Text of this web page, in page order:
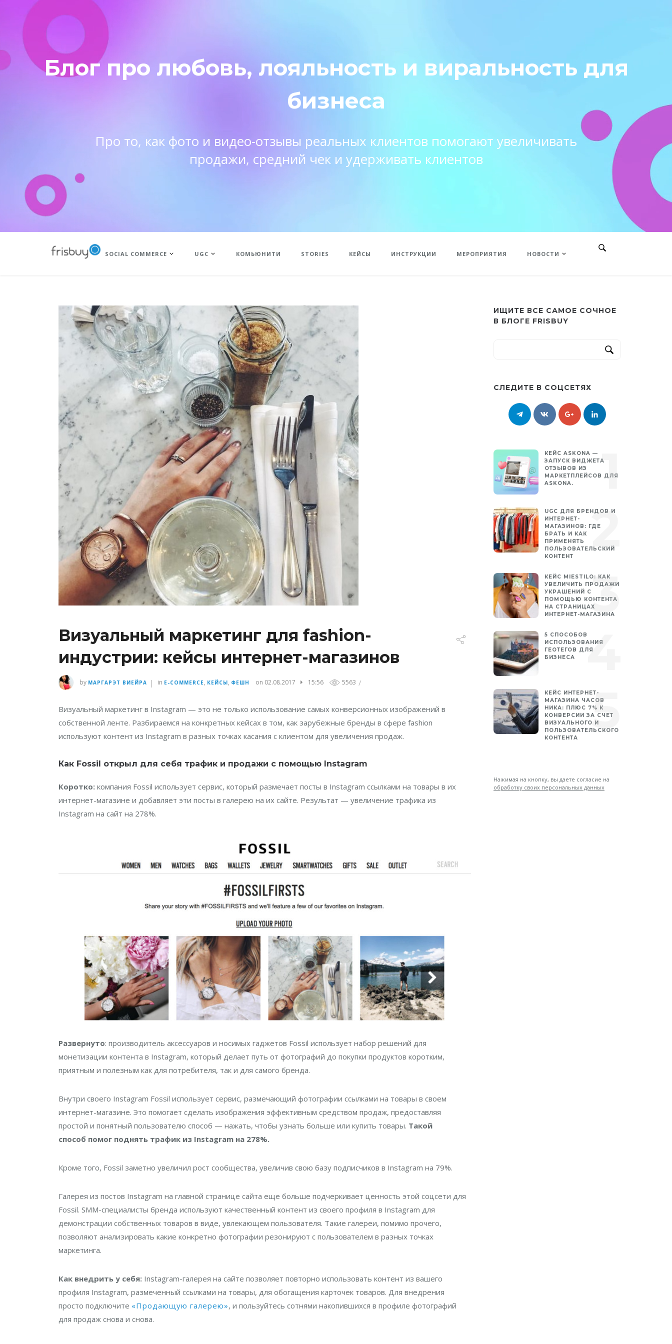
Блог про любовь, лояльность и виральность для
бизнеса
Про то, как фото и видео-отзывы реальных клиентов помогают увеличивать
продажи, средний чек и удерживать клиентов
SOCIAL COMMERCE UGC КОМЬЮНИТИ STORIES КЕЙСЫ ИНСТРУКЦИИ МЕРОПРИЯТИЯ НОВОСТИ
Визуальный маркетинг для fashion-
индустрии: кейсы интернет-магазинов
by МАРГАРЭТ ВИЕЙРА | in E-COMMERCE, КЕЙСЫ, ФЕШН on 02.08.2017 15:56 5563 /
Визуальный маркетинг в Instagram — это не только использование самых конверсионных изображений в
собственной ленте. Разбираемся на конкретных кейсах в том, как зарубежные бренды в сфере fashion
используют контент из Instagram в разных точках касания с клиентом для увеличения продаж.
Как Fossil открыл для себя трафик и продажи с помощью Instagram
Коротко: компания Fossil использует сервис, который размечает посты в Instagram ссылками на товары в их
интернет-магазине и добавляет эти посты в галерею на их сайте. Результат — увеличение трафика из
Instagram на сайт на 278%.
Развернуто: производитель аксессуаров и носимых гаджетов Fossil использует набор решений для
монетизации контента в Instagram, который делает путь от фотографий до покупки продуктов коротким,
приятным и полезным как для потребителя, так и для самого бренда.
Внутри своего Instagram Fossil использует сервис, размечающий фотографии ссылками на товары в своем
интернет-магазине. Это помогает сделать изображения эффективным средством продаж, предоставляя
простой и понятный пользователю способ — нажать, чтобы узнать больше или купить товары. Такой
способ помог поднять трафик из Instagram на 278%.
Кроме того, Fossil заметно увеличил рост сообщества, увеличив свою базу подписчиков в Instagram на 79%.
Галерея из постов Instagram на главной странице сайта еще больше подчеркивает ценность этой соцсети для
Fossil. SMM-специалисты бренда используют качественный контент из своего профиля в Instagram для
демонстрации собственных товаров в виде, увлекающем пользователя. Такие галереи, помимо прочего,
позволяют анализировать какие конкретно фотографии резонируют с пользователем в разных точках
маркетинга.
Как внедрить у себя: Instagram-галерея на сайте позволяет повторно использовать контент из вашего
профиля Instagram, размеченный ссылками на товары, для обогащения карточек товаров. Для внедрения
просто подключите «Продающую галерею», и пользуйтесь сотнями накопившихся в профиле фотографий
для продаж снова и снова.
ИЩИТЕ ВСЕ САМОЕ СОЧНОЕ
В БЛОГЕ FRISBUY
СЛЕДИТЕ В СОЦСЕТЯХ
КЕЙС ASKONA —
ЗАПУСК ВИДЖЕТА
ОТЗЫВОВ ИЗ
МАРКЕТПЛЕЙСОВ ДЛЯ
ASKONA.
UGC ДЛЯ БРЕНДОВ И
ИНТЕРНЕТ-
МАГАЗИНОВ: ГДЕ
БРАТЬ И КАК
ПРИМЕНЯТЬ
ПОЛЬЗОВАТЕЛЬСКИЙ
КОНТЕНТ
КЕЙС MIESTILO: КАК
УВЕЛИЧИТЬ ПРОДАЖИ
УКРАШЕНИЙ С
ПОМОЩЬЮ КОНТЕНТА
НА СТРАНИЦАХ
ИНТЕРНЕТ-МАГАЗИНА
5 СПОСОБОВ
ИСПОЛЬЗОВАНИЯ
ГЕОТЕГОВ ДЛЯ
БИЗНЕСА
КЕЙС ИНТЕРНЕТ-
МАГАЗИНА ЧАСОВ
НИКА: ПЛЮС 7% К
КОНВЕРСИИ ЗА СЧЕТ
ВИЗУАЛЬНОГО И
ПОЛЬЗОВАТЕЛЬСКОГО
КОНТЕНТА
Нажимая на кнопку, вы даете согласие на
обработку своих персональных данных